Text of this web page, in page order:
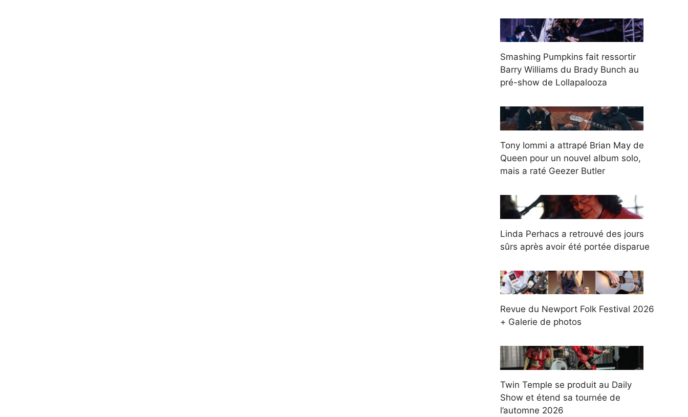
Smashing Pumpkins fait ressortir
Barry Williams du Brady Bunch au
pré-show de Lollapalooza
Tony Iommi a attrapé Brian May de
Queen pour un nouvel album solo,
mais a raté Geezer Butler
Linda Perhacs a retrouvé des jours
sûrs après avoir été portée disparue
Revue du Newport Folk Festival 2026
+ Galerie de photos
Twin Temple se produit au Daily
Show et étend sa tournée de
l’automne 2026